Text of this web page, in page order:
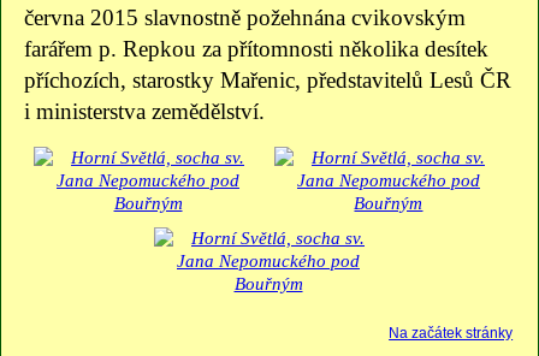
června 2015 slavnostně požehnána cvikovským
farářem p. Repkou za přítomnosti několika desítek
příchozích, starostky Mařenic, představitelů Lesů ČR
i ministerstva zemědělství.
Na začátek stránky